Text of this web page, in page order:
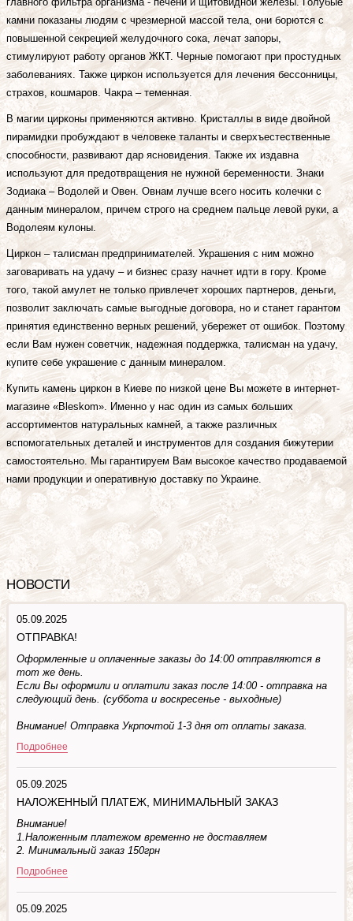
камни показаны людям с чрезмерной массой тела, они борются с
повышенной секрецией желудочного сока, лечат запоры,
стимулируют работу органов ЖКТ. Черные помогают при простудных
заболеваниях. Также циркон используется для лечения бессонницы,
страхов, кошмаров. Чакра – теменная.
В магии цирконы применяются активно. Кристаллы в виде двойной
пирамидки пробуждают в человеке таланты и сверхъестественные
способности, развивают дар ясновидения. Также их издавна
используют для предотвращения не нужной беременности. Знаки
Зодиака – Водолей и Овен. Овнам лучше всего носить колечки с
данным минералом, причем строго на среднем пальце левой руки, а
Водолеям кулоны.
Циркон – талисман предпринимателей. Украшения с ним можно
заговаривать на удачу – и бизнес сразу начнет идти в гору. Кроме
того, такой амулет не только привлечет хороших партнеров, деньги,
позволит заключать самые выгодные договора, но и станет гарантом
принятия единственно верных решений, убережет от ошибок. Поэтому
если Вам нужен советчик, надежная поддержка, талисман на удачу,
купите себе украшение с данным минералом.
Купить камень циркон в Киеве по низкой цене Вы можете в интернет-
магазине «Bleskom». Именно у нас один из самых больших
ассортиментов натуральных камней, а также различных
вспомогательных деталей и инструментов для создания бижутерии
самостоятельно. Мы гарантируем Вам высокое качество продаваемой
нами продукции и оперативную доставку по Украине.
НОВОСТИ
05.09.2025
ОТПРАВКА!
Оформленные и оплаченные заказы до 14:00 отправляются в
тот же день.
Если Вы оформили и оплатили заказ после 14:00 - отправка на
следующий день. (суббота и воскресенье - выходные)
Внимание! Отправка Укрпочтой 1-3 дня от оплаты заказа.
Подробнее
05.09.2025
НАЛОЖЕННЫЙ ПЛАТЕЖ, МИНИМАЛЬНЫЙ ЗАКАЗ
Внимание!
1.Наложенным платежом временно не доставляем
2. Минимальный заказ 150грн
Подробнее
05.09.2025